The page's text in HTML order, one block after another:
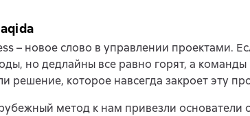
– новое слово в управлении проектами.
но дедлайны все равно горят, а
решение, которое навсегда закроет эту
метод к нам привезли